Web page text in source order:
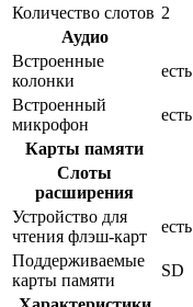
Количество слотов 2
Аудио
Встроенные
колонки
есть
Встроенный
микрофон
есть
Карты памяти
Слоты
расширения
Устройство для
чтения флэш-карт
есть
Поддерживаемые
карты памяти
SD